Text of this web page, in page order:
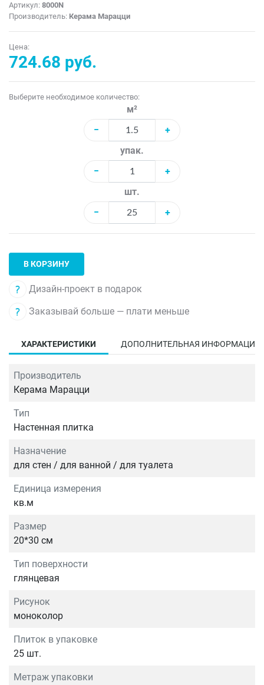
Артикул: 8000N
Производитель: Керама Марацци
Цена:
724.68 руб.
Выберите необходимое количество:
м²
−
+
упак.
−
+
шт.
−
+
В КОРЗИНУ
Дизайн-проект в подарок
Заказывай больше — плати меньше
ХАРАКТЕРИСТИКИ ДОПОЛНИТЕЛЬНАЯ ИНФОРМАЦИЯ
Производитель
Керама Марацци
Тип
Настенная плитка
Назначение
для стен / для ванной / для туалета
Единица измерения
кв.м
Размер
20*30 см
Тип поверхности
глянцевая
Рисунок
моноколор
Плиток в упаковке
25 шт.
Метраж упаковки